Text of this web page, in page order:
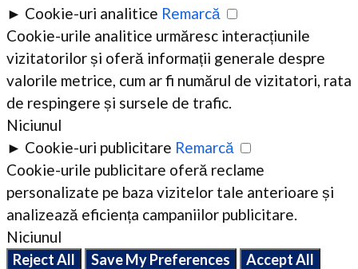
► Cookie-uri analitice Remarcă
Cookie-urile analitice urmăresc interacțiunile
vizitatorilor și oferă informații generale despre
valorile metrice, cum ar fi numărul de vizitatori, rata
de respingere și sursele de trafic.
Niciunul
► Cookie-uri publicitare Remarcă
Cookie-urile publicitare oferă reclame
personalizate pe baza vizitelor tale anterioare și
analizează eficiența campaniilor publicitare.
Niciunul
Reject All Save My Preferences Accept All